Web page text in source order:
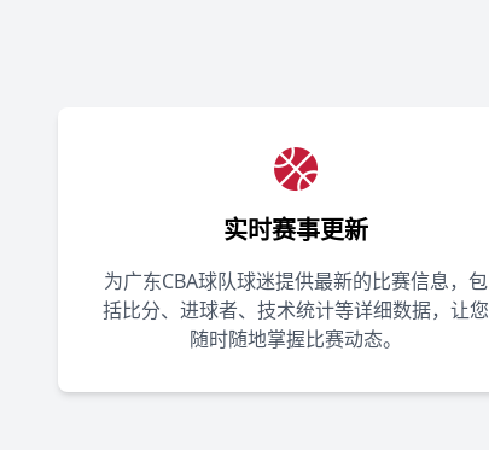
实时赛事更新
为广东CBA球队球迷提供最新的比赛信息，包
括比分、进球者、技术统计等详细数据，让您
随时随地掌握比赛动态。